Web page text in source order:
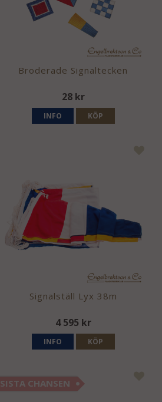
Broderade Signaltecken
28 kr
INFO KÖP
Signalställ Lyx 38m
4 595 kr
INFO KÖP
SISTA CHANSEN